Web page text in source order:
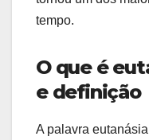
tempo.
O que é
e definição
A palavra